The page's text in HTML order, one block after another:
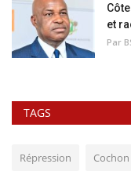
et
Par
TAGS
Répression Cochon